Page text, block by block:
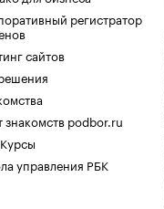
регистратор
сайтов
знакомств podbor.ru
управления РБК